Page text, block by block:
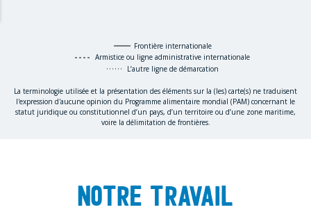
Frontière internationale
Armistice ou ligne administrative internationale
L’autre ligne de démarcation
La terminologie utilisée et la présentation des éléments sur la (les) carte(s) ne traduisent
l'expression d'aucune opinion du Programme alimentaire mondial (PAM) concernant le
statut juridique ou constitutionnel d’un pays, d’un territoire ou d’une zone maritime,
voire la délimitation de frontières.
Notre travail